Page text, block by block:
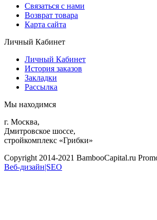
Связаться с нами
Возврат товара
Карта сайта
Личный Кабинет
Личный Кабинет
История заказов
Закладки
Рассылка
Мы находимся
г. Москва,
Дмитровское шоссе,
стройкомплекс «Грибки»
Copyright 2014-2021 BambooCapital.ru
Веб-дизайн|SEO